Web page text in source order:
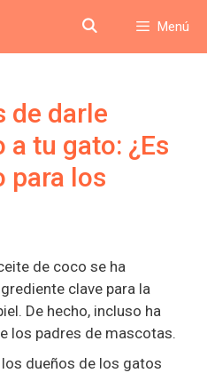
Menú
de darle
a tu gato: ¿Es
para los
de coco se ha
clave para la
De hecho, incluso ha
los padres de mascotas.
dueños de los gatos